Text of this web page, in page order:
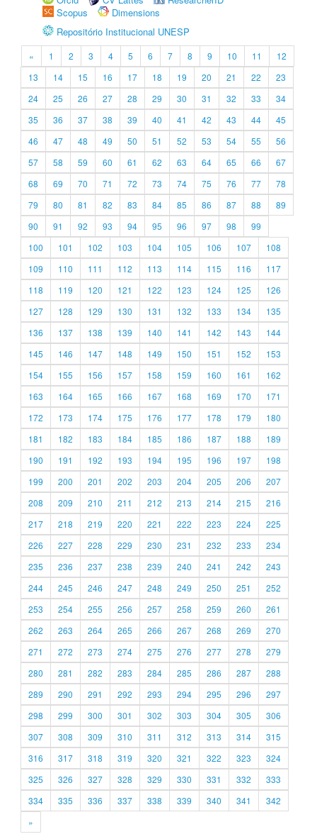
Scopus
Dimensions
Repositório Institucional UNESP
« 1 2 3 4 5 6 7 8 9 10 11
12
13
14 15 16 17 18 19 20 21 22
23
24
25 26 27 28 29 30 31 32 33
34
35
36 37 38 39 40 41 42 43 44
45
46
47 48 49 50 51 52 53 54 55
56
57
58 59 60 61 62 63 64 65 66
67
68
69 70 71 72 73 74 75 76 77
78
79
80 81 82 83 84 85 86 87 88
89
90
91 92 93 94 95 96 97 98
99
100
101 102 103 104 105 106 107
108
109
110 111 112 113 114 115 116
117
118
119 120 121 122 123 124 125
126
127
128 129 130 131 132 133 134
135
136
137 138 139 140 141 142 143
144
145
146 147 148 149 150 151 152
153
154
155 156 157 158 159 160 161
162
163
164 165 166 167 168 169 170
171
172
173 174 175 176 177 178 179
180
181
182 183 184 185 186 187 188
189
190
191 192 193 194 195 196 197
198
199
200 201 202 203 204 205 206
207
208
209 210 211 212 213 214 215
216
217
218 219 220 221 222 223 224
225
226
227 228 229 230 231 232 233
234
235
236 237 238 239 240 241 242
243
244
245 246 247 248 249 250 251
252
253
254 255 256 257 258 259 260
261
262
263 264 265 266 267 268 269
270
271
272 273 274 275 276 277 278
279
280
281 282 283 284 285 286 287
288
289
290 291 292 293 294 295 296
297
298
299 300 301 302 303 304 305
306
307
308 309 310 311 312 313 314
315
316
317 318 319 320 321 322 323
324
325
326 327 328 329 330 331 332
333
334
335 336 337 338 339 340 341
342
»